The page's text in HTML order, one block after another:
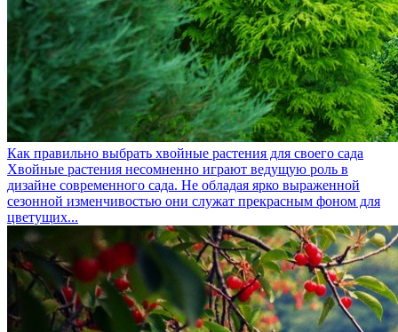
Как правильно выбрать хвойные растения для своего сада
Хвойные растения несомненно играют ведущую роль в
дизайне современного сада. Не обладая ярко выраженной
сезонной изменчивостью они служат прекрасным фоном для
цветущих...